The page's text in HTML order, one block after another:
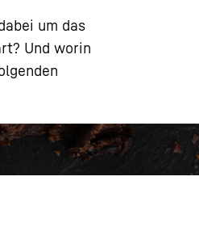
um das
Und worin